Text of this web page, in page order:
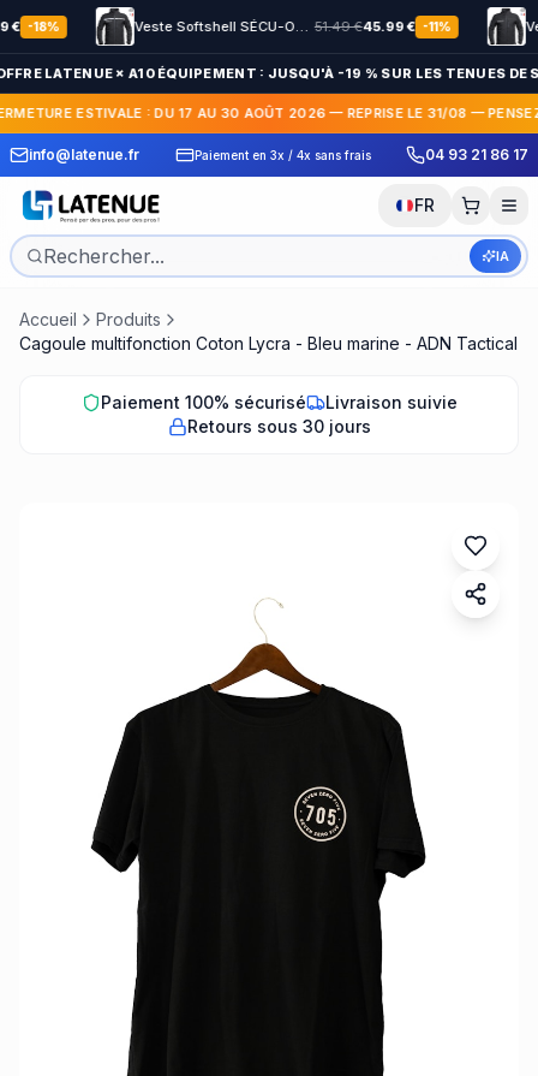
% Veste Softshell SÉCU-ONE HV-TAPE Sécurité Privée noir 51.49 €45.99€ -11%
LATENUE × A10 ÉQUIPEMENT : JUSQU'À -19 % SUR LES TENUES DE
ESTIVALE : DU 17 AU 30 AOÛT 2026 — REPRISE LE 31/08 —
info@latenue.fr
en France et
Paiement en 3x / 4x sans frais
30 jours pour
04 93 21 86 17
FR
IA
Accueil
Produits
Cagoule multifonction Coton Lycra - Bleu marine - ADN Tactical
Paiement 100% sécurisé
Livraison suivie
Retours sous 30 jours